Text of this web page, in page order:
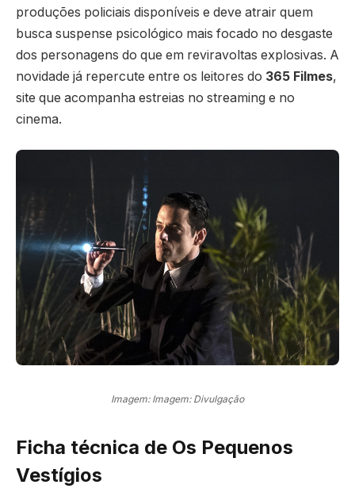
produções policiais disponíveis e deve atrair quem
busca suspense psicológico mais focado no desgaste
dos personagens do que em reviravoltas explosivas. A
novidade já repercute entre os leitores do 365 Filmes,
site que acompanha estreias no streaming e no
cinema.
Imagem: Imagem: Divulgação
Ficha técnica de Os Pequenos
Vestígios